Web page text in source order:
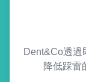
Dent&Co透過
降低踩雷